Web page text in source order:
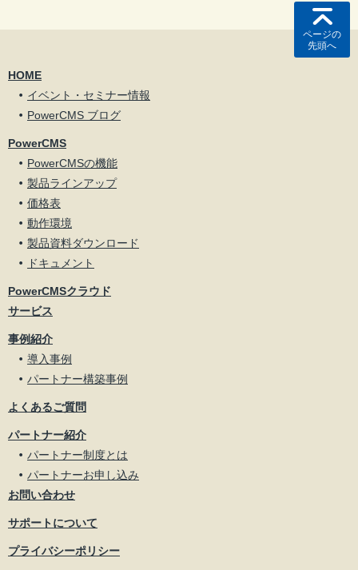
ページの
先頭へ
HOME
イベント・セミナー情報
PowerCMS ブログ
PowerCMS
PowerCMSの機能
製品ラインアップ
価格表
動作環境
製品資料ダウンロード
ドキュメント
PowerCMSクラウド
サービス
事例紹介
導入事例
パートナー構築事例
よくあるご質問
パートナー紹介
パートナー制度とは
パートナーお申し込み
お問い合わせ
サポートについて
プライバシーポリシー